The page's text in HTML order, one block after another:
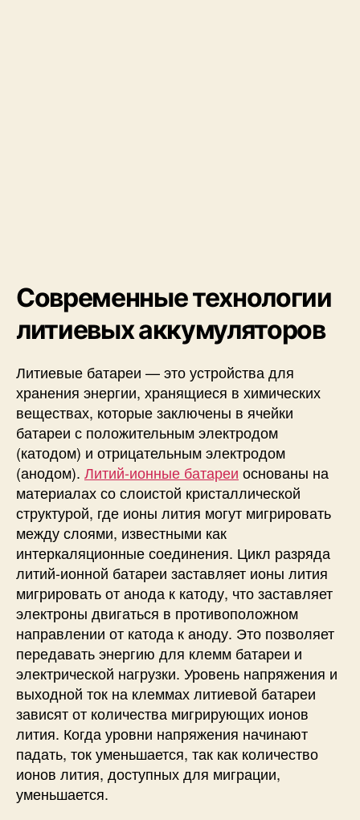
я
а
к
к
м
у
л
я
т
о
р
а
м
и
(
B
M
S
в
э
л
е
к
т
р
о
м
Современные технологии
литиевых аккумуляторов
Литиевые батареи — это устройства для
хранения энергии, хранящиеся в химических
веществах, которые заключены в ячейки
батареи с положительным электродом
(катодом) и отрицательным электродом
(анодом). Литий-ионные батареи основаны на
материалах со слоистой кристаллической
структурой, где ионы лития могут мигрировать
между слоями, известными как
интеркаляционные соединения. Цикл разряда
литий-ионной батареи заставляет ионы лития
мигрировать от анода к катоду, что заставляет
электроны двигаться в противоположном
направлении от катода к аноду. Это позволяет
передавать энергию для клемм батареи и
электрической нагрузки. Уровень напряжения и
выходной ток на клеммах литиевой батареи
зависят от количества мигрирующих ионов
лития. Когда уровни напряжения начинают
падать, ток уменьшается, так как количество
ионов лития, доступных для миграции,
уменьшается.